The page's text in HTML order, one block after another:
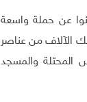
عن حملة واسعة
لذلك الآلاف من عناصر
المحتلة والمسجد